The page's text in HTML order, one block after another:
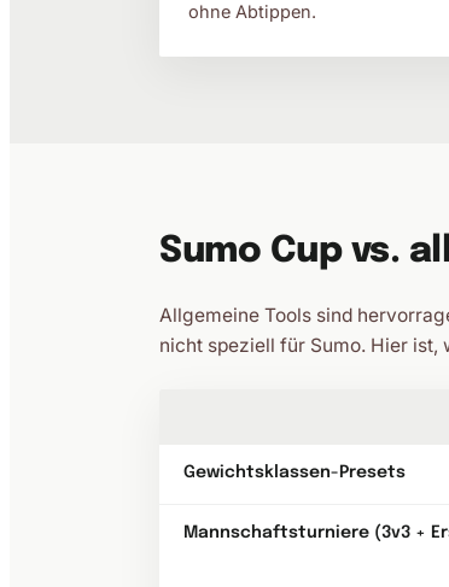
ohne Abtippen.
Sumo Cup vs.
Allgemeine Tools sind
nicht speziell für Sumo. Hier
Gewichtsklassen-Presets
Mannschaftsturniere (3v3 +